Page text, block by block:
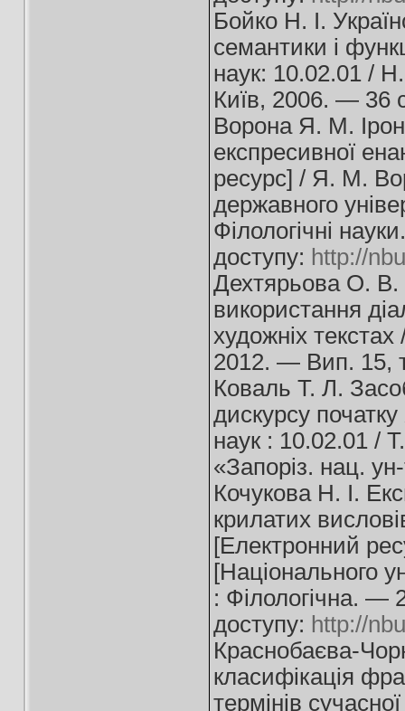
Бойко Н. І.
семантики і
наук: 10.02.01 /
Київ, 2006. — 36
Ворона Я. М.
експресивної
ресурс] / Я. М.
державного
Філологічні
доступу: http://
Дехтярьова О. В.
використання
художніх
2012. — Вип. 15,
Коваль Т. Л.
дискурсу
наук : 10.02.01 /
«Запоріз. нац.
Кочукова Н. І.
крилатих
[Електронний
[Національного
: Філологічна.
доступу: http://
Краснобаєва-
класифікація
термінів